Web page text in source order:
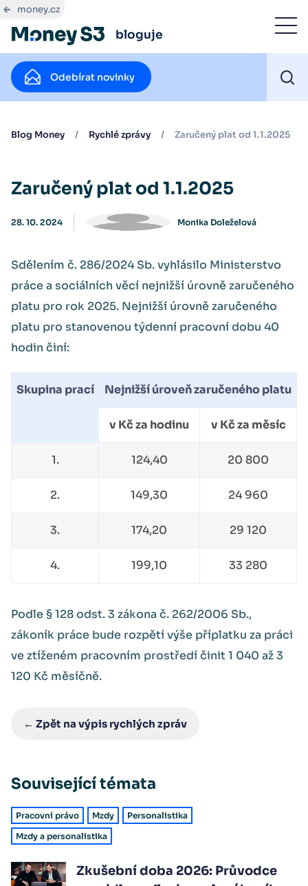
money.cz
bloguje
Odebírat novinky
Blog Money / Rychlé zprávy / Zaručený plat od 1.1.2025
Zaručený plat od 1.1.2025
28. 10. 2024 Monika Doleželová
Sdělením č. 286/2024 Sb. vyhlásilo Ministerstvo
práce a sociálních věcí nejnižší úrovně zaručeného
platu pro rok 2025. Nejnižší úrovně zaručeného
platu pro stanovenou týdenní pracovní dobu 40
hodin činí:
Skupina prací Nejnižší úroveň zaručeného platu
v Kč za hodinu v Kč za měsíc
1. 124,40 20 800
2. 149,30 24 960
3. 174,20 29 120
4. 199,10 33 280
Podle § 128 odst. 3 zákona č. 262/2006 Sb.,
zákoník práce bude rozpětí výše příplatku za práci
ve ztíženém pracovním prostředí činit 1 040 až 3
120 Kč měsíčně.
← Zpět na výpis rychlých zpráv
Související témata
Pracovní právo Mzdy
Personalistika
Mzdy a personalistika
Zkušební doba 2026: Průvodce